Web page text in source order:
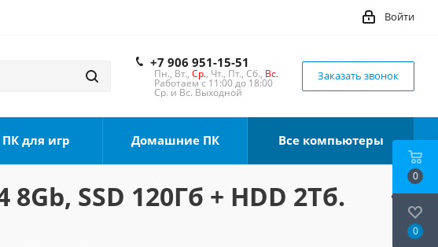
Войти
+7 906 951-15-51
Пн., Вт., Ср., Чт., Пт., Сб., Вс.
Работаем с 11:00 до 18:00
Ср. и Вс. Выходной
Заказать звонок
для игр Домашние ПК Все компьютеры
SSD 120Гб + HDD 2Тб.
0
0